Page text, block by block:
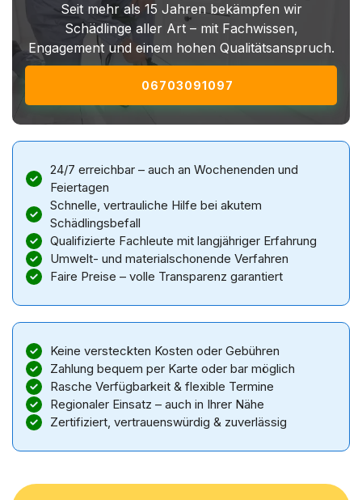
Seit mehr als 15 Jahren bekämpfen wir
Schädlinge aller Art – mit Fachwissen,
Engagement und einem hohen Qualitätsanspruch.
06703091097
24/7 erreichbar – auch an Wochenenden und
Feiertagen
Schnelle, vertrauliche Hilfe bei akutem
Schädlingsbefall
Qualifizierte Fachleute mit langjähriger Erfahrung
Umwelt- und materialschonende Verfahren
Faire Preise – volle Transparenz garantiert
Keine versteckten Kosten oder Gebühren
Zahlung bequem per Karte oder bar möglich
Rasche Verfügbarkeit & flexible Termine
Regionaler Einsatz – auch in Ihrer Nähe
Zertifiziert, vertrauenswürdig & zuverlässig